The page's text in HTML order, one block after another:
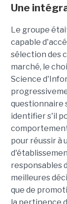
Une
Le groupe
capable
sélection des
marché, le
Science
questionnaire
identifier s'il
pour réussir à
responsables
meilleures
que de